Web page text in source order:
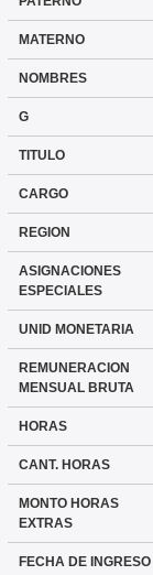
MATERNO
NOMBRES
G
TITULO
CARGO
REGION
ASIGNACIONES
ESPECIALES
UNID MONETARIA
REMUNERACION
MENSUAL BRUTA
HORAS
CANT. HORAS
MONTO HORAS
EXTRAS
FECHA DE INGRESO